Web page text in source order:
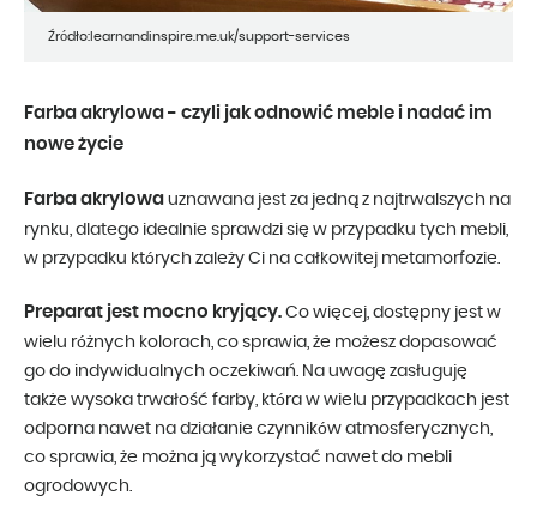
Źródło:learnandinspire.me.uk/support-services
Farba akrylowa - czyli jak odnowić meble i nadać im
nowe życie
Farba akrylowa uznawana jest za jedną z najtrwalszych na
rynku, dlatego idealnie sprawdzi się w przypadku tych mebli,
w przypadku których zależy Ci na całkowitej metamorfozie.
Preparat jest mocno kryjący. Co więcej, dostępny jest w
wielu różnych kolorach, co sprawia, że możesz dopasować
go do indywidualnych oczekiwań. Na uwagę zasługuję
także wysoka trwałość farby, która w wielu przypadkach jest
odporna nawet na działanie czynników atmosferycznych,
co sprawia, że można ją wykorzystać nawet do mebli
ogrodowych.